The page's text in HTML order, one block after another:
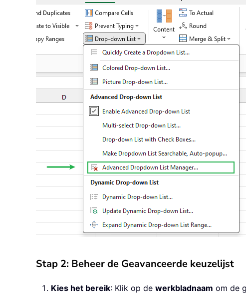
Stap 2: Beheer de Geavanceerde keuzelijst
Kies het bereik: Klik op de werkbladnaam om de